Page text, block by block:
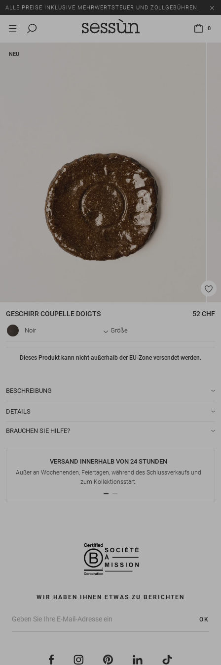
ALLE PREISE INKLUSIVE MEHRWERTSTEUER UND ZOLLGEBÜHREN.
SALE: BIS ZU -50% AUF EINE AUSWAHL AN ARTIKELN.
0
NEU
GESCHIRRCOUPELLE DOIGTS 52 CHF
Noir Größe
Dieses Produkt kann nicht außerhalb der EU-Zone versendet werden.
BESCHREIBUNG
DETAILS
BRAUCHEN SIE HILFE?
VERSAND INNERHALB VON 24 STUNDEN
Außer an Wochenenden, Feiertagen, während des Schlussverkaufs und
zum Kollektionsstart.
WIR HABEN IHNEN ETWAS ZU BERICHTEN
OK